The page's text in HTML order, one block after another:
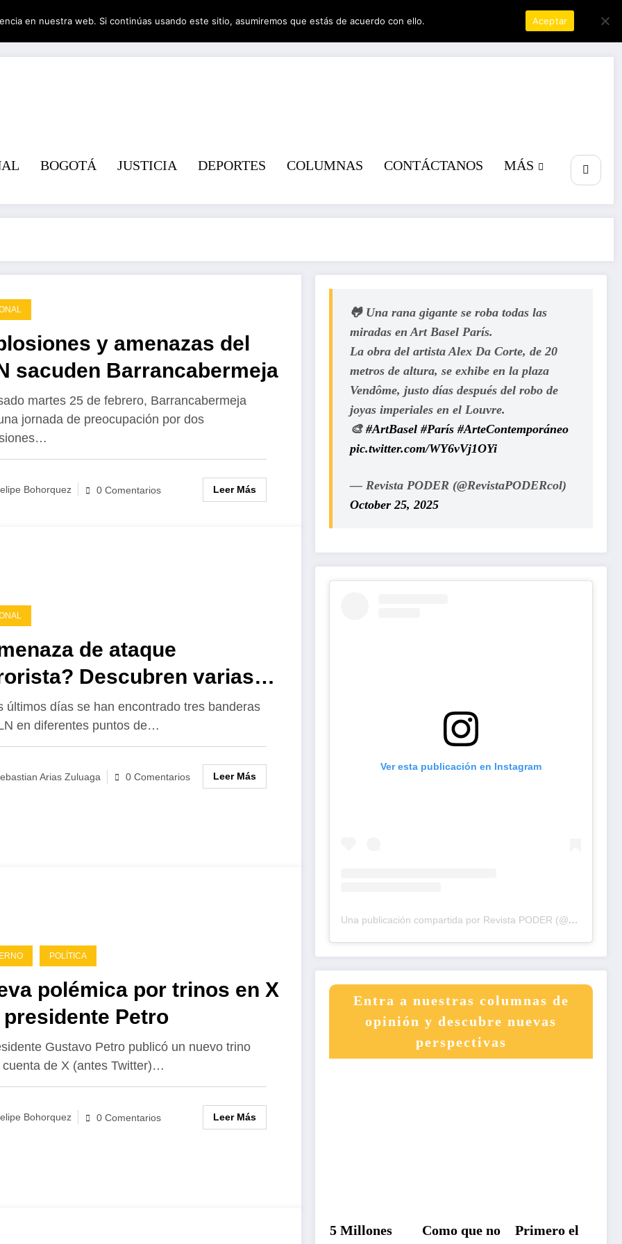
BOGOTÁ JUSTICIA DEPORTES COLUMNAS CONTÁCTANOS MÁS
y amenazas del
sacuden Barrancabermeja
martes 25 de febrero, Barrancabermeja
jornada de preocupación por dos
Bohorquez 0 Comentarios Leer Más
de ataque
Descubren varias
del ELN
últimos días se han encontrado tres banderas
en diferentes puntos de…
Arias Zuluaga 0 Comentarios Leer Más
POLÍTICA
polémica por trinos en X
presidente Petro
Gustavo Petro publicó un nuevo trino
cuenta de X (antes Twitter)…
Bohorquez 0 Comentarios Leer Más
🐸 Una rana gigante se roba todas las
miradas en Art Basel París.
La obra del artista Alex Da Corte, de 20
metros de altura, se exhibe en la plaza
Vendôme, justo días después del robo de
joyas imperiales en el Louvre.
🎨#ArtBasel #París #ArteContemporáneo
pic.twitter.com/WY6vVj1OYi
— Revista PODER (@RevistaPODERcol)
October 25, 2025
Ver esta publicación en Instagram
Una publicación compartida por Revista PODER (@revistapodercol)
Entra a nuestras columnas de
opinión y descubre nuevas
perspectivas
5 Millones
Como que no
Primero el
en nuestra web. Si continúas usando este sitio, asumiremos que estás de acuerdo con ello. Aceptar